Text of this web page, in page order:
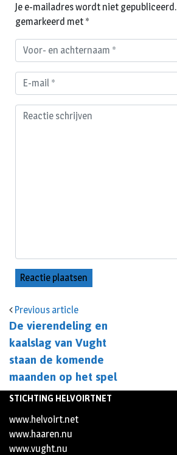
Previous article
De vierendeling en
kaalslag van Vught
staan de komende
maanden op het spel
Je e-mailadres wordt niet gepubliceerd.
gemarkeerd met *
STICHTING HELVOIRTNET
www.helvoirt.net
www.haaren.nu
www.vught.nu